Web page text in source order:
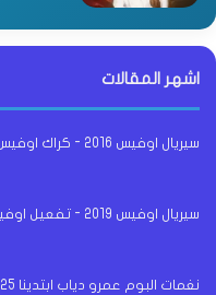
اشهر المقالات
سيريال اوفيس 2016 - كراك اوفيس 2016
سيريال اوفيس 2019 - تفعيل اوفيس 2019
نغمات البوم عمرو دياب ابتدينا 2025